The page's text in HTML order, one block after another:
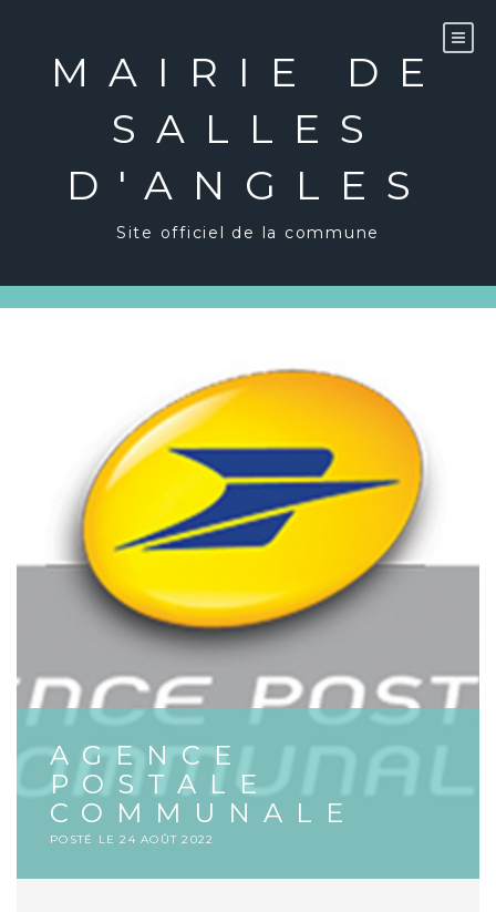
MAIRIE DE
SALLES
D'ANGLES
Site officiel de la commune
AGENCE
POSTALE
COMMUNALE
POSTÉ LE24 AOÛT 2022